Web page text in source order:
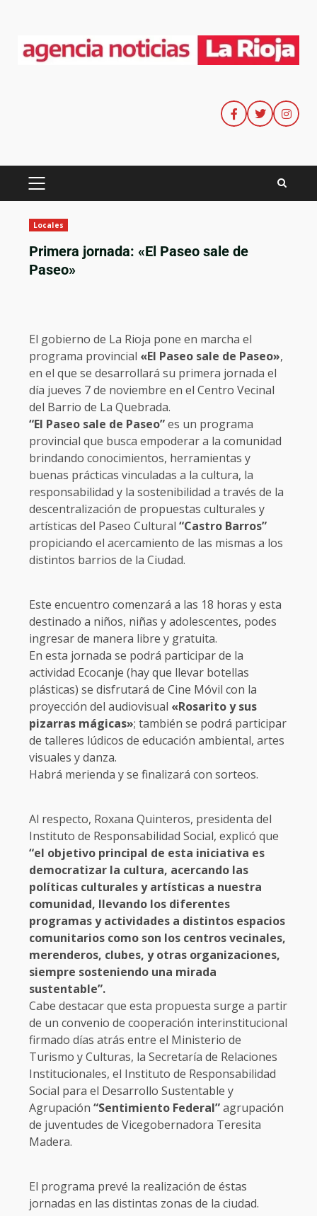
Locales
Primera jornada: «El Paseo sale de
Paseo»
El gobierno de La Rioja pone en marcha el
programa provincial «El Paseo sale de Paseo»,
en el que se desarrollará su primera jornada el
día jueves 7 de noviembre en el Centro Vecinal
del Barrio de La Quebrada.
“El Paseo sale de Paseo”es un programa
provincial que busca empoderar a la comunidad
brindando conocimientos, herramientas y
buenas prácticas vinculadas a la cultura, la
responsabilidad y la sostenibilidad a través de la
descentralización de propuestas culturales y
artísticas del Paseo Cultural “Castro Barros”
propiciando el acercamiento de las mismas a los
distintos barrios de la Ciudad.
Este encuentro comenzará a las 18 horas y esta
destinado a niños, niñas y adolescentes, podes
ingresar de manera libre y gratuita.
En esta jornada se podrá participar de la
actividad Ecocanje (hay que llevar botellas
plásticas) se disfrutará de Cine Móvil con la
proyección del audiovisual «Rosarito y sus
pizarras mágicas»; también se podrá participar
de talleres lúdicos de educación ambiental, artes
visuales y danza.
Habrá merienda y se finalizará con sorteos.
Al respecto, Roxana Quinteros, presidenta del
Instituto de Responsabilidad Social, explicó que
“el objetivo principal de esta iniciativa es
democratizar la cultura, acercando las
políticas culturales y artísticas a nuestra
comunidad, llevando los diferentes
programas y actividades a distintos espacios
comunitarios como son los centros vecinales,
merenderos, clubes, y otras organizaciones,
siempre sosteniendo una mirada
sustentable”.
Cabe destacar que esta propuesta surge a partir
de un convenio de cooperación interinstitucional
firmado días atrás entre el Ministerio de
Turismo y Culturas, la Secretaría de Relaciones
Institucionales, el Instituto de Responsabilidad
Social para el Desarrollo Sustentable y
Agrupación “Sentimiento Federal”agrupación
de juventudes de Vicegobernadora Teresita
Madera.
El programa prevé la realización de éstas
jornadas en las distintas zonas de la ciudad.